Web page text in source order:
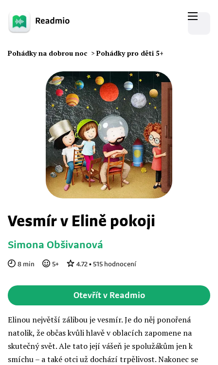
Pohádky na dobrou noc > Pohádky pro děti 5+
Vesmír v Elině pokoji
Simona Obšivanová
8 min 5+ 4.72 • 515 hodnocení
Otevřít v Readmio
Elinou největší zálibou je vesmír. Je do něj ponořená
natolik, že občas kvůli hlavě v oblacích zapomene na
skutečný svět. Ale tato její vášeň je spolužákům jen k
smíchu – a také otci už dochází trpělivost. Nakonec se